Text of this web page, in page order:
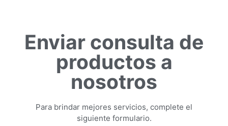
Enviar consulta de
productos a
nosotros
Para brindar mejores servicios, complete el
siguiente formulario.